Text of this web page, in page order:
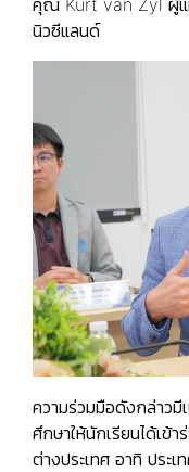
นิวซีแลนด์
ความร่วมมือดังกล่าวมี
ศึกษาให้นักเรียนได้เข้
ต่างประเทศ อาทิ ประ